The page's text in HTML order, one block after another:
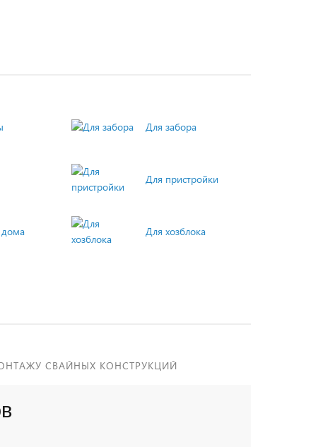
Для забора
Для пристройки
дома Для хозблока
СВАЙНЫХ КОНСТРУКЦИЙ